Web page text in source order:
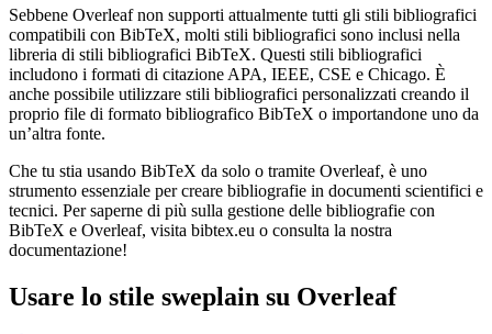
Sebbene Overleaf non supporti attualmente tutti gli stili bibliografici
compatibili con BibTeX, molti stili bibliografici sono inclusi nella
libreria di stili bibliografici BibTeX. Questi stili bibliografici
includono i formati di citazione APA, IEEE, CSE e Chicago. È
anche possibile utilizzare stili bibliografici personalizzati creando il
proprio file di formato bibliografico BibTeX o importandone uno da
un’altra fonte.
Che tu stia usando BibTeX da solo o tramite Overleaf, è uno
strumento essenziale per creare bibliografie in documenti scientifici e
tecnici. Per saperne di più sulla gestione delle bibliografie con
BibTeX e Overleaf, visita bibtex.eu o consulta la nostra
documentazione!
Usare lo stile sweplain su Overleaf